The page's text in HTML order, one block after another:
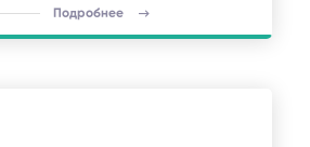
Подробнее